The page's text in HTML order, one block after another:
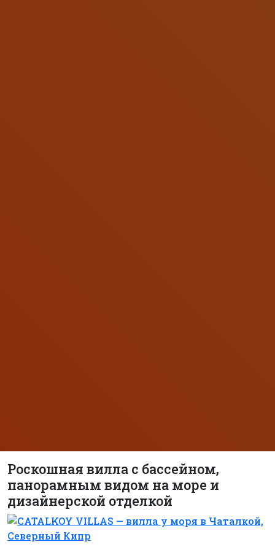
Роскошная вилла с бассейном,
панорамным видом на море и
дизайнерской отделкой